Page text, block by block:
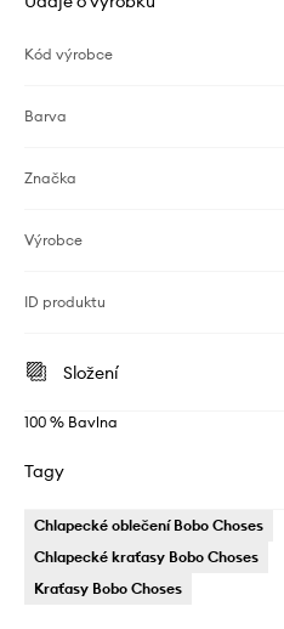
Kód výrobce
Barva
Značka
Výrobce
ID produktu
Složení
100 % Bavlna
Tagy
Chlapecké oblečení Bobo Choses
Chlapecké kraťasy Bobo Choses
Kraťasy Bobo Choses